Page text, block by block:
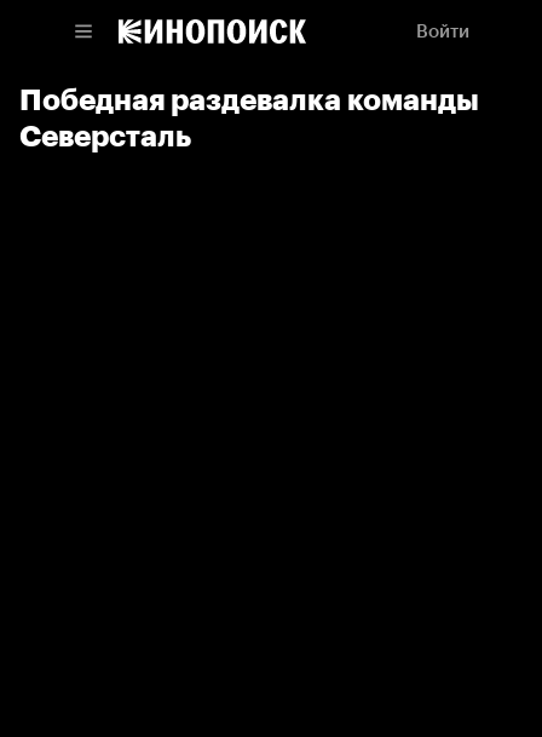
Войти
Победная раздевалка команды
Северсталь